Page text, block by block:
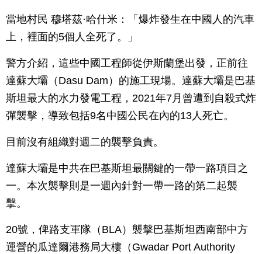
當地村民 穆塔茲·哈什米：「爆炸發生在中國人的汽車
上，裡面的5個人全死了。」
警方介紹，這些中國工程師從伊斯蘭堡出發，正前往
達蘇大壩（Dasu Dam）的施工現場。達蘇大壩是巴基
斯坦最大的水力發電工程，2021年7月曾遭到自殺式炸
彈襲擊，導致包括9名中國公民在內的13人死亡。
目前沒有組織對週二的襲擊負責。
達蘇大壩是中共在巴基斯坦最關鍵的一帶一路項目之
一。本次襲擊則是一週內針對一帶一路的第二起襲
擊。
20號，俾路支軍隊（BLA）襲擊巴基斯坦西南部中方
運營的瓜達爾港務局大樓（Gwadar Port Authority